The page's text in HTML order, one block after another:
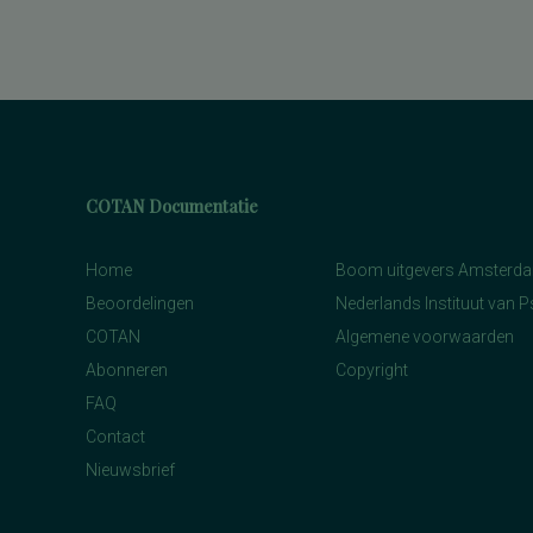
toestandsangst en angstdispositie
Engels woordenschat, Rekenen/Wiskunde
Nederlands leesvaardigheid, Nederlands
Rekenen/Wiskunde en Taalverzorging
kwaliteit van gezinsfunctioneren
algemene intelligentie
leervorderingen op het gebied van taal en
COTAN Documentatie
Home
Beoordelingen
COTAN
Abonneren
FAQ
Contact
Nieuwsbrief
Boom uitgevers
Nederlands Instituut van
Algemene voorwaarden
Copyright